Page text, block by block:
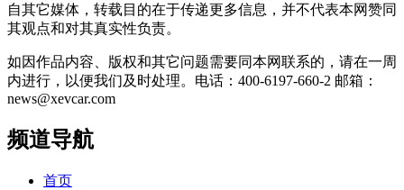
自其它媒体，转载目的在于传递更多信息，并不代表本网赞同
其观点和对其真实性负责。
如因作品内容、版权和其它问题需要同本网联系的，请在一周
内进行，以便我们及时处理。电话：400-6197-660-2 邮箱：
news@xevcar.com
频道导航
首页